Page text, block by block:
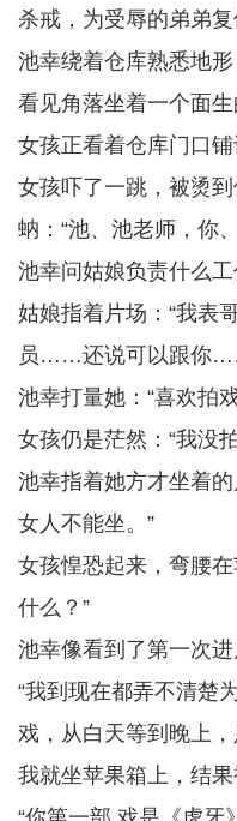
杀戒，为受辱的弟弟复
池幸绕着仓库熟悉地
看见角落坐着一个面生
女孩正看着仓库门口
女孩吓了一跳，被烫
蚋：“池、池老师，你
池幸问姑娘负责什么工
姑娘指着片场：“我表
员……还说可以跟你
池幸打量她：“喜欢拍
女孩仍是茫然：“我没
池幸指着她方才坐着的
女人不能坐。”
女孩惶恐起来，弯腰
什么？”
池幸像看到了第一次进
“我到现在都弄不清楚
戏，从白天等到晚上
我就坐苹果箱上，结果